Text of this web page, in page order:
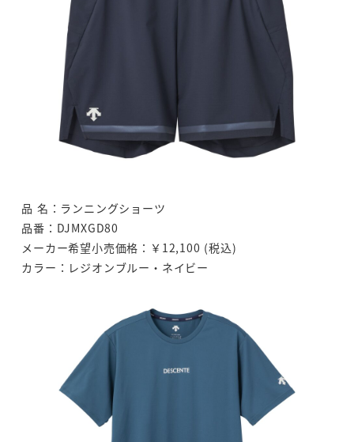
品 名：ランニングショーツ
品番：DJMXGD80
メーカー希望小売価格：￥12,100 (税込)
カラー：レジオンブルー・ネイビー